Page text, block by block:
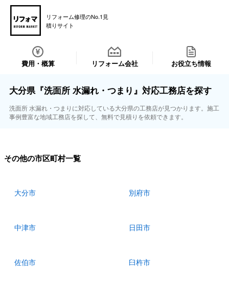
リフォーム修理のNo.1見
積りサイト
費用・概算 リフォーム会社 お役立ち情報
大分県『洗面所 水漏れ・つまり』対応工務店を探す
洗面所 水漏れ・つまりに対応している大分県の工務店が見つかります。施工
事例豊富な地域工務店を探して、無料で見積りを依頼できます。
その他の市区町村一覧
大分市 別府市
中津市 日田市
佐伯市 臼杵市